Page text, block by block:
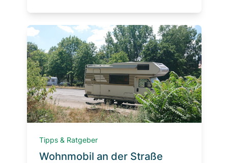
Tipps & Ratgeber
Wohnmobil an der Straße